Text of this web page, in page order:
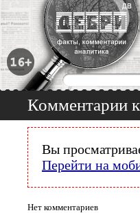
Комментарии
Вы
Перейти на
Нет комментариев